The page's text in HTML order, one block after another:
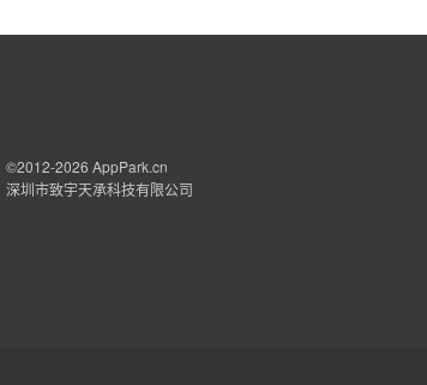
©2012-2026 AppPark.cn
深圳市致宇天承科技有限公司